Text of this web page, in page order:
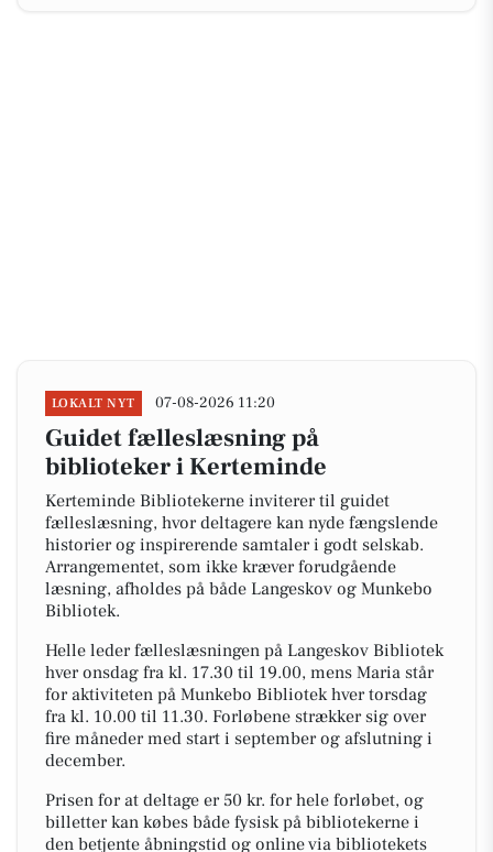
LOKALT NYT 07-08-2026 11:20
Guidet fælleslæsning på
biblioteker i Kerteminde
Kerteminde Bibliotekerne inviterer til guidet
fælleslæsning, hvor deltagere kan nyde fængslende
historier og inspirerende samtaler i godt selskab.
Arrangementet, som ikke kræver forudgående
læsning, afholdes på både Langeskov og Munkebo
Bibliotek.
Helle leder fælleslæsningen på Langeskov Bibliotek
hver onsdag fra kl. 17.30 til 19.00, mens Maria står
for aktiviteten på Munkebo Bibliotek hver torsdag
fra kl. 10.00 til 11.30. Forløbene strækker sig over
fire måneder med start i september og afslutning i
december.
Prisen for at deltage er 50 kr. for hele forløbet, og
billetter kan købes både fysisk på bibliotekerne i
den betjente åbningstid og online via bibliotekets